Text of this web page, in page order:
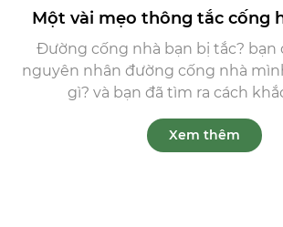
Một vài mẹo thông tắc cống
Đường cống nhà bạn bị tắc? bạn
nguyên nhân đường cống nhà
gì? và bạn đã tìm ra cách
Xem thêm